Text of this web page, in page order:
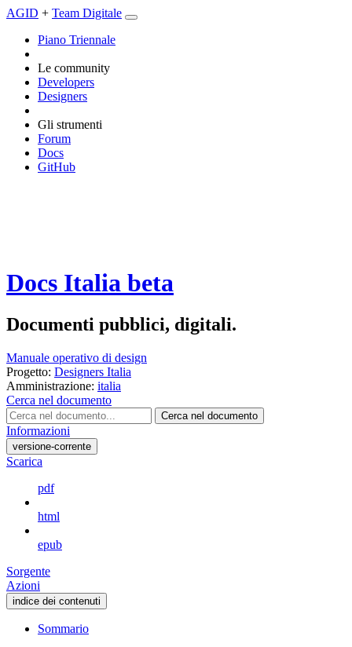
AGID + Team Digitale
Piano Triennale
Le community
Developers
Designers
Gli strumenti
Forum
Docs
GitHub
Docs Italia beta
Documenti pubblici, digitali.
Manuale operativo di design
Progetto: Designers Italia
Amministrazione: italia
Cerca nel documento
Cerca nel documento
Informazioni
versione-corrente
Scarica
pdf
html
epub
Sorgente
Azioni
indice dei contenuti
Sommario